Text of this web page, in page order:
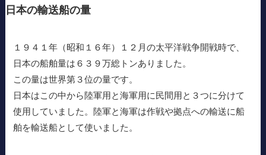
日本の輸送船の量
１９４１年（昭和１６年）１２月の太平洋戦争開戦時で、
日本の船舶量は６３９万総トンありました。
この量は世界第３位の量です。
日本はこの中から陸軍用と海軍用に民間用と３つに分けて
使用していました。陸軍と海軍は作戦や拠点への輸送に船
舶を輸送船として使いました。